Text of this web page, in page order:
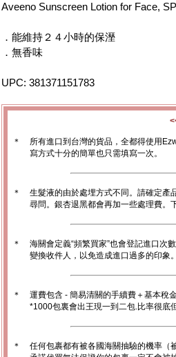
Aveeno Sunscreen Lotion for Face,
．能維持２４小時的保溼
．無香味
UPC: 381371151783
＊
所有進口到台灣的貨品，全都得使用
寫方式十分的簡單也只需填寫一次。
＊
生髮液的由於處埋方式不同。請確定產
尋問。銀杏退黑都會再加一些處理費。
＊
海關會定義“頻繁買家”也會登記進口次
變換收件人，以免造成進口過多的印象
＊
運費包含 - 簡易清關的手續費＋基本稅
*1000包裏會出王現一到二包.比率很底
＊
任何包裹都有被各國海關抽驗的機率（